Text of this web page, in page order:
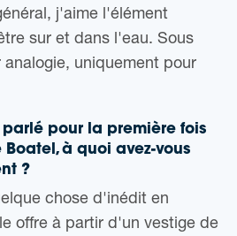
j'aime l'élément
sur et dans l'eau. Sous
uniquement pour
parlé pour la première fois
à quoi avez-vous
?
chose d'inédit en
offre à partir d'un vestige de